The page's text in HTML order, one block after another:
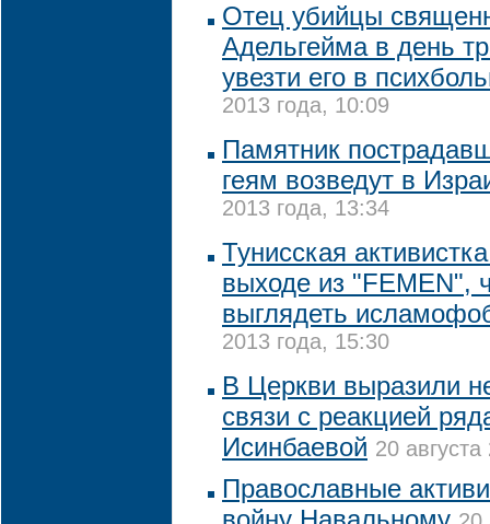
Отец убийцы
Адельгейма в день
увезти его в
2013 года, 10:09
Памятник
геям возведут в
2013 года, 13:34
Тунисская
выходе из "FEMEN",
выглядеть
2013 года, 15:30
В Церкви выразили
связи с реакцией
Исинбаевой 20
Православные